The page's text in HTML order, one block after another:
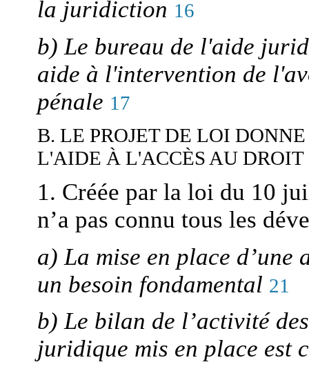
la juridiction 16
b) Le bureau de l'aide
aide à l'intervention de
pénale 17
B. LE PROJET DE LOI
L'AIDE À L'ACCÈS AU DROIT
1. Créée par la loi du 10
n’a pas connu tous les
a) La mise en place
un besoin fondamental 21
b) Le bilan de l’activité
juridique mis en place est